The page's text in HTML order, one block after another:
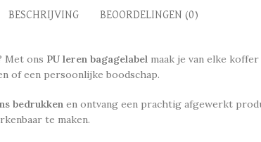
BESCHRIJVING BEOORDELINGEN (0)
Met ons PU leren bagagelabel maak je van elke
of een persoonlijke boodschap.
bedrukken en ontvang een prachtig afgewerkt
te maken.